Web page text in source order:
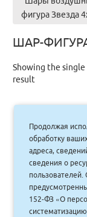
фигура Звезда
ШАР-
Showing the single
result
Шар-
РИС
295.00
266
Продолжая
обработку
адреса,
сведения о
пользователей.
152-ФЗ «О